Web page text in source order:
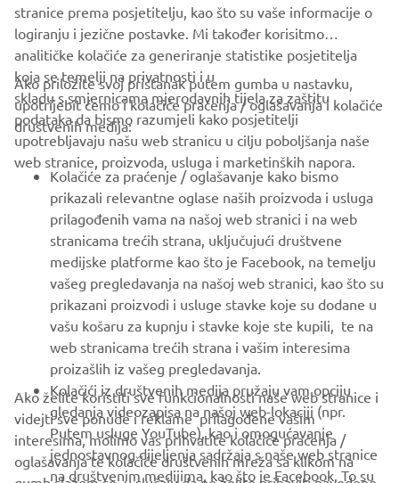
CORPORATE
FOR BUSINESS
MORE YAMAHA
SUPPORT
BILTEN
Budite prvi koji će saznati o najnovijim ponudama, posebnim
događajima, novim izdanjima i još mnogo toga
PRETPLATITE SE
stranice prema posjetitelju, kao što su vaše informacije o
logiranju i jezične postavke. Mi također korisitmo
analitičke kolačiće za generiranje statistike posjetitelja
koja se temelji na privatnosti i u
skladu s smjernicama mjerodavnih tijela za zaštitu
podataka da bismo razumjeli kako posjetitelji
upotrebljavaju našu web stranicu u cilju poboljšanja naše
web stranice, proizvoda, usluga i marketinških napora.
Ako priložite svoj pristanak putem gumba u nastavku,
upotrijebit ćemo i kolačiće praćenja / oglašavanja i kolačiće
društvenih medija:
Kolačiće za praćenje / oglašavanje kako bismo
prikazali relevantne oglase naših proizvoda i usluga
prilagođenih vama na našoj web stranici i na web
stranicama trećih strana, uključujući društvene
medijske platforme kao što je Facebook, na temelju
vašeg pregledavanja na našoj web stranici, kao što su
prikazani proizvodi i usluge stavke koje su dodane u
vašu košaru za kupnju i stavke koje ste kupili, te na
web stranicama trećih strana i vašim interesima
proizašlih iz vašeg pregledavanja.
Kolačići iz društvenih medija pružaju vam opciju
gledanja videozapisa na našoj web-lokaciji (npr.
Putem usluge YouTube), kao i omogućavanje
jednostavnog dijeljenja sadržaja s naše web stranice
na društvenim medijima, kao što je Facebook. To su
Ako želite koristiti sve funkcionalnosti naše web stranice i
videjti sve ponude i reklame prilagođene vašim
interesima, molimo vas prihvatite kolačiće praćenja /
oglašavanja te kolačiće društvenih mreža sa klikom na